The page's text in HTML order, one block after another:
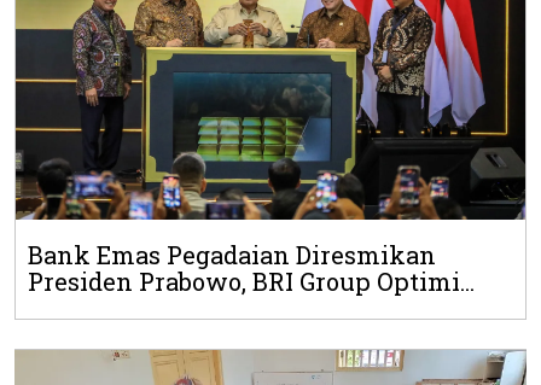
Bank Emas Pegadaian Diresmikan
Presiden Prabowo, BRI Group Optimi...